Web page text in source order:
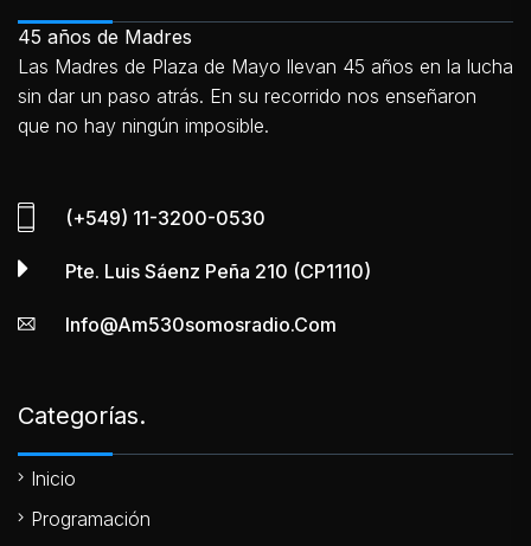
45 años de Madres
Las Madres de Plaza de Mayo llevan 45 años en la lucha
sin dar un paso atrás. En su recorrido nos enseñaron
que no hay ningún imposible.
(+549) 11-3200-0530
Pte. Luis Sáenz Peña 210 (CP1110)
Info@am530somosradio.com
Categorías.
Inicio
Programación